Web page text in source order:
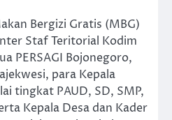
Bergizi Gratis (MBG)
Staf Teritorial Kodim
PERSAGI Bojonegoro,
para Kepala
tingkat PAUD, SD, SMP,
Kepala Desa dan Kader